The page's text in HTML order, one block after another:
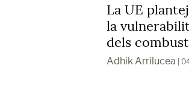
La UE
la
dels
Adhik Arrilucea |